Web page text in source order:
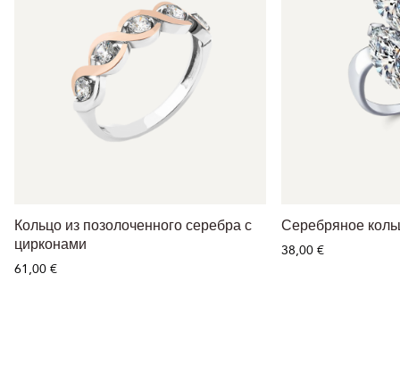
Кольцо из позолоченного серебра с
цирконами
61,00 €
Серебряное
38,00 €